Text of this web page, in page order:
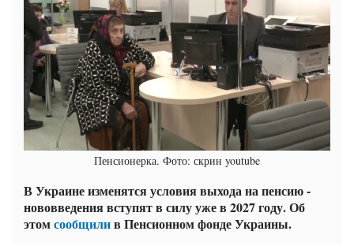
Пенсионерка. Фото: скрин youtube
В Украине изменятся условия выхода на пенсию -
нововведения вступят в силу уже в 2027 году. Об
этомсообщилив Пенсионном фонде Украины.